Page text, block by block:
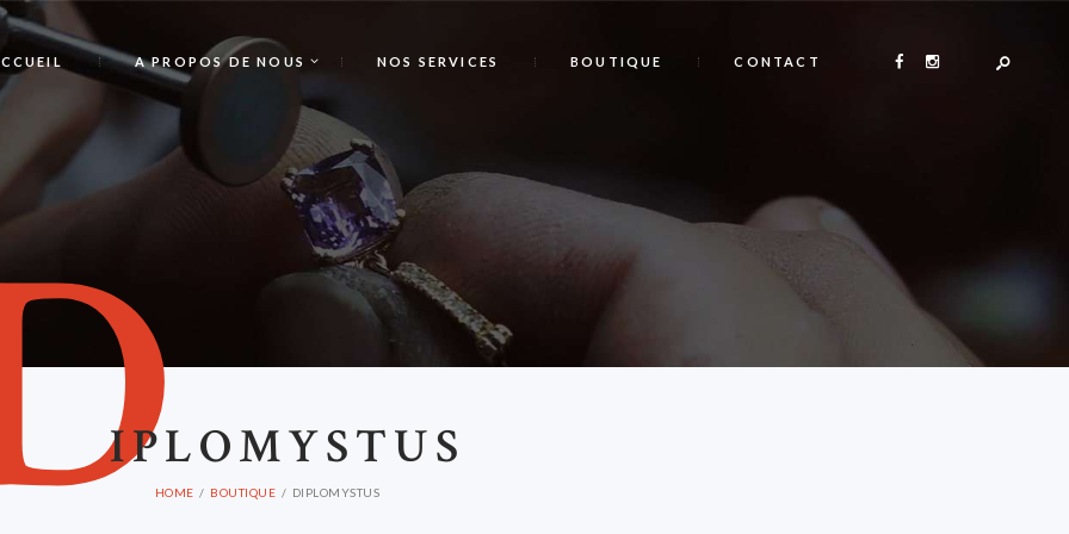
A PROPOS DE NOUS NOS SERVICES BOUTIQUE CONTACT
IPLOMYSTUS
HOME BOUTIQUE DIPLOMYSTUS